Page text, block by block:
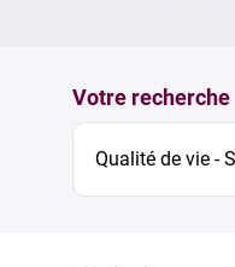
Votre recherche